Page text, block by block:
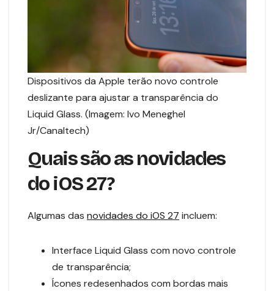
Dispositivos da Apple terão novo controle
deslizante para ajustar a transparência do
Liquid Glass. (Imagem: Ivo Meneghel
Jr/Canaltech)
Quais são as novidades
do iOS 27?
Algumas das novidades do iOS 27 incluem:
Interface Liquid Glass com novo controle
de transparência;
Ícones redesenhados com bordas mais